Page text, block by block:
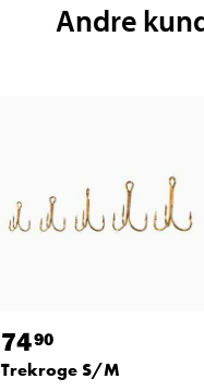
Andre
7490
Trekroge S/M